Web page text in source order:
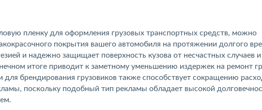
пленку для оформления грузовых транспортных средств, можно
покрытия вашего автомобиля на протяжении долгого
и надежно защищает поверхность кузова от несчастных случаев и
итоге приводит к заметному уменьшению издержек на ремонт
брендирования грузовиков также способствует сокращению
поскольку подобный тип рекламы обладает высокой